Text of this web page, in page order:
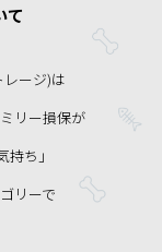
て
ージ)は
リー損保が
ち」
リーで